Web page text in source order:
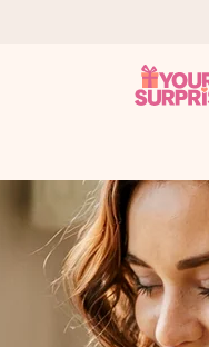
ge den i precis rätt tid,